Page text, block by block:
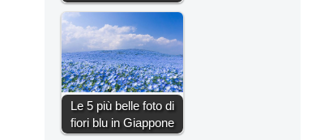
Le 5 più belle foto di
fiori blu in Giappone